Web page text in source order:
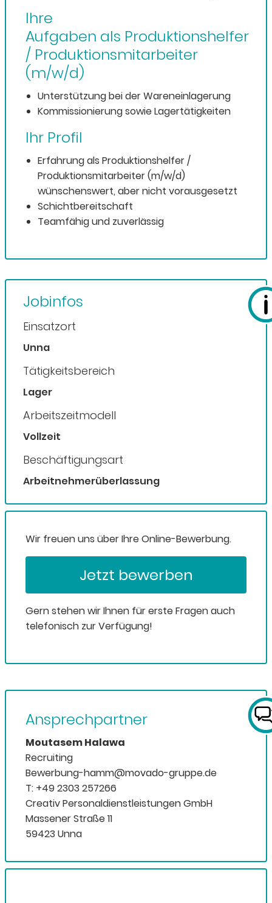
Ihre
Aufgaben als Produktionshelfer
/ Produktionsmitarbeiter
(m/w/d)
Unterstützung bei der Wareneinlagerung
Kommissionierung sowie Lagertätigkeiten
Ihr Profil
Erfahrung als Produktionshelfer /
Produktionsmitarbeiter (m/w/d)
wünschenswert, aber nicht vorausgesetzt
Schichtbereitschaft
Teamfähig und zuverlässig
Jobinfos
Einsatzort
Unna
Tätigkeitsbereich
Lager
Arbeitszeitmodell
Vollzeit
Beschäftigungsart
Arbeitnehmerüberlassung
Wir freuen uns über Ihre Online-Bewerbung.
Jetzt bewerben
Gern stehen wir Ihnen für erste Fragen auch
telefonisch zur Verfügung!
Ansprechpartner
Moutasem Halawa
Recruiting
Bewerbung-hamm@movado-gruppe.de
T: +49 2303 257266
Creativ Personaldienstleistungen GmbH
Massener Straße 11
59423 Unna